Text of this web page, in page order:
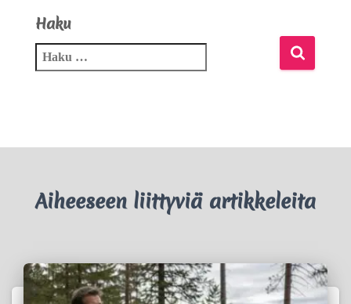
Haku
Aiheeseen liittyviä artikkeleita